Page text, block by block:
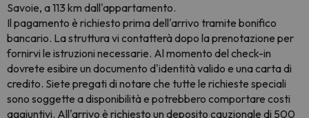
Savoie, a 113 km dall'appartamento.
Il pagamento è richiesto prima dell'arrivo tramite bonifico
bancario. La struttura vi contatterà dopo la prenotazione per
fornirvi le istruzioni necessarie. Al momento del check-in
dovrete esibire un documento d'identità valido e una carta di
credito. Siete pregati di notare che tutte le richieste speciali
sono soggette a disponibilità e potrebbero comportare costi
aggiuntivi. All'arrivo è richiesto un deposito cauzionale di 500